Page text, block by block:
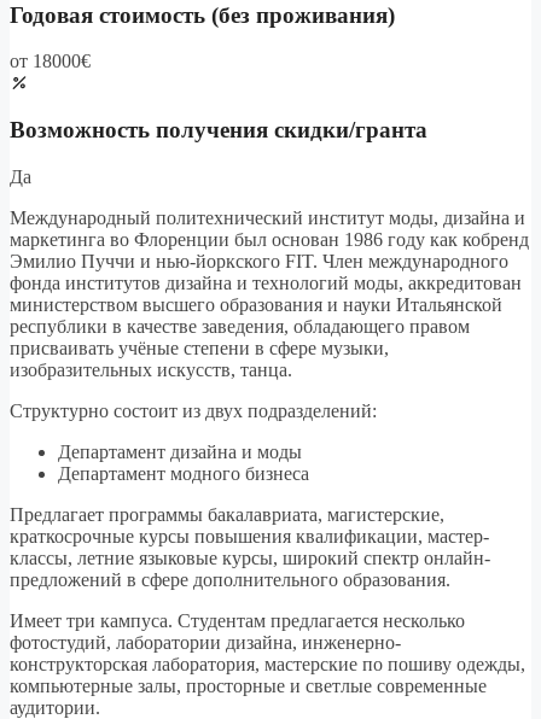
Годовая стоимость (без проживания)
от 18000€
Возможность получения скидки/гранта
Да
Международный политехнический институт моды, дизайна и
маркетинга во Флоренции был основан 1986 году как кобренд
Эмилио Пуччи и нью-йоркского FIT. Член международного
фонда институтов дизайна и технологий моды, аккредитован
министерством высшего образования и науки Итальянской
республики в качестве заведения, обладающего правом
присваивать учёные степени в сфере музыки,
изобразительных искусств, танца.
Структурно состоит из двух подразделений:
Департамент дизайна и моды
Департамент модного бизнеса
Предлагает программы бакалавриата, магистерские,
краткосрочные курсы повышения квалификации, мастер-
классы, летние языковые курсы, широкий спектр онлайн-
предложений в сфере дополнительного образования.
Имеет три кампуса. Студентам предлагается несколько
фотостудий, лаборатории дизайна, инженерно-
конструкторская лаборатория, мастерские по пошиву одежды,
компьютерные залы, просторные и светлые современные
аудитории.